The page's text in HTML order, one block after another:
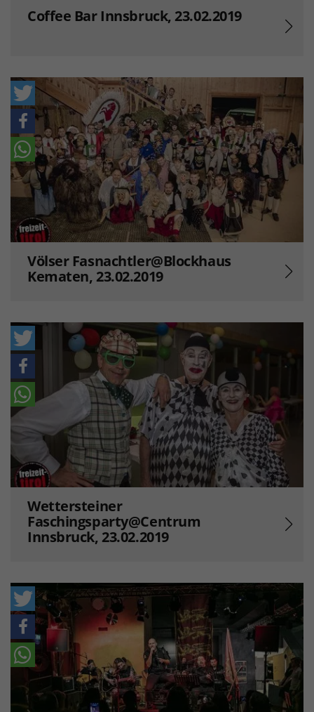
Coffee Bar Innsbruck, 23.02.2019
Völser Fasnachtler@Blockhaus
Kematen, 23.02.2019
Wettersteiner
Faschingsparty@Centrum
Innsbruck, 23.02.2019